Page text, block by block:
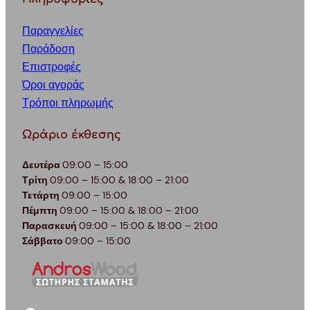
Παραγγελίες
Παράδοση
Επιστροφές
Όροι αγοράς
Τρόποι πληρωμής
Ωράριο έκθεσης
Δευτέρα09:00 – 15:00
Τρίτη 09:00 – 15:00 & 18:00 – 21:00
Τετάρτη 09:00 – 15:00
Πέμπτη 09:00 – 15:00 & 18:00 – 21:00
Παρασκευή 09:00 – 15:00 & 18:00 – 21:00
Σάββατο 09:00 – 15:00